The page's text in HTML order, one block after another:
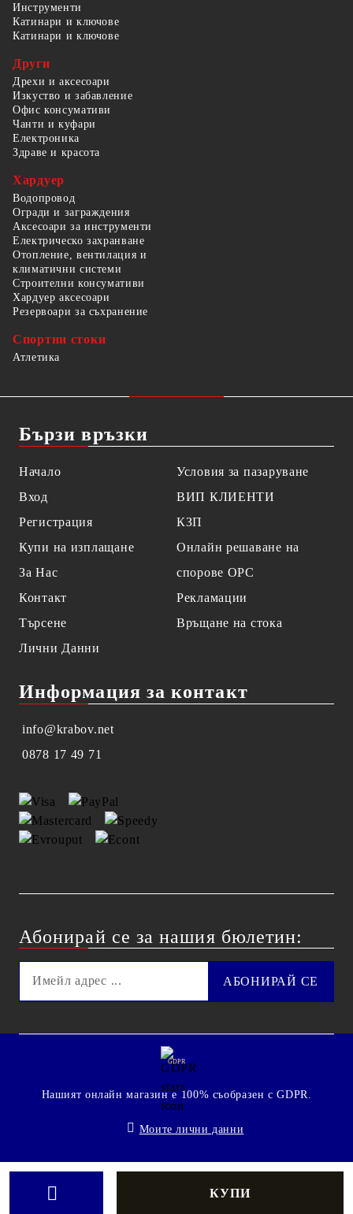
Инструменти
Катинари и ключове
Катинари и ключове
Други
Дрехи и аксесоари
Изкуство и забавление
Офис консумативи
Чанти и куфари
Електроника
Здраве и красота
Хардуер
Водопровод
Огради и заграждения
Аксесоари за инструменти
Електрическо захранване
Отопление, вентилация и
климатични системи
Строителни консумативи
Хардуер аксесоари
Резервоари за съхранение
Спортни стоки
Атлетика
Бързи връзки
Начало
Вход
Регистрация
Купи на изплащане
За Нас
Контакт
Търсене
Лични Данни
Условия за пазаруване
ВИП КЛИЕНТИ
КЗП
Онлайн решаване на
спорове OPC
Рекламации
Връщане на стока
Информация за контакт
info@krabov.net
0878 17 49 71
Абонирай се за нашия бюлетин:
GDPR
Нашият онлайн магазин е 100% съобразен с GDPR.
Моите лични данни